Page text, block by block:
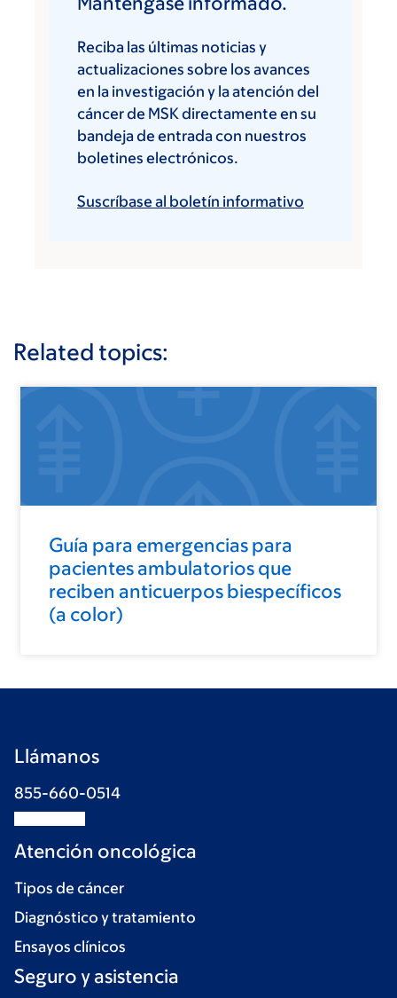
Reciba las últimas noticias y
actualizaciones sobre los avances
en la investigación y la atención del
cáncer de MSK directamente en su
bandeja de entrada con nuestros
boletines electrónicos.
Suscríbase al boletín informativo
Related topics:
Guía para emergencias para
pacientes ambulatorios que
reciben anticuerpos biespecíficos
(a color)
Llámanos
855-660-0514
Atención oncológica
Tipos de cáncer
Diagnóstico y tratamiento
Ensayos clínicos
Seguro y asistencia